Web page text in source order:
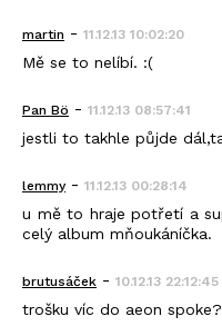
martin - 11.12.13 10:02:20
Mě se to nelíbí. :(
Pan Bö - 11.12.13 08:57:41
jestli to takhle půjde
lemmy - 11.12.13 00:28:14
u mě to hraje potřetí a
celý album mňoukáníčka.
brutusáček - 10.12.13 22:12:45
trošku víc do aeon spoke?